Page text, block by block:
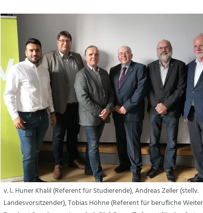
v. l.: Huner Khalil (Referent für Studierende), Andreas Zeller (stellv.
Landesvorsitzender), Tobias Höhne (Referent für berufliche